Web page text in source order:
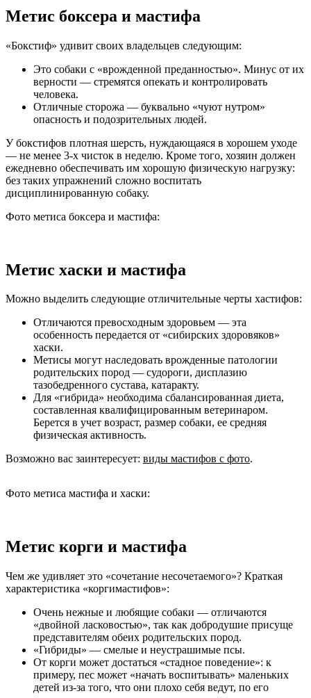
Метис боксера и мастифа
«Бокстиф» удивит своих владельцев следующим:
Это собаки с «врожденной преданностью». Минус от их
верности — стремятся опекать и контролировать
человека.
Отличные сторожа — буквально «чуют нутром»
опасность и подозрительных людей.
У бокстифов плотная шерсть, нуждающаяся в хорошем уходе
— не менее 3-х чисток в неделю. Кроме того, хозяин должен
ежедневно обеспечивать им хорошую физическую нагрузку:
без таких упражнений сложно воспитать
дисциплинированную собаку.
Фото метиса боксера и мастифа:
Метис хаски и мастифа
Можно выделить следующие отличительные черты хастифов:
Отличаются превосходным здоровьем — эта
особенность передается от «сибирских здоровяков»
хаски.
Метисы могут наследовать врожденные патологии
родительских пород — судороги, дисплазию
тазобедренного сустава, катаракту.
Для «гибрида» необходима сбалансированная диета,
составленная квалифицированным ветеринаром.
Берется в учет возраст, размер собаки, ее средняя
физическая активность.
Возможно вас заинтересует: виды мастифов с фото.
Фото метиса мастифа и хаски:
Метис корги и мастифа
Чем же удивляет это «сочетание несочетаемого»? Краткая
характеристика «коргимастифов»:
Очень нежные и любящие собаки — отличаются
«двойной ласковостью», так как добродушие присуще
представителям обеих родительских пород.
«Гибриды» — смелые и неустрашимые псы.
От корги может достаться «стадное поведение»: к
примеру, пес может «начать воспитывать» маленьких
детей из-за того, что они плохо себя ведут, по его